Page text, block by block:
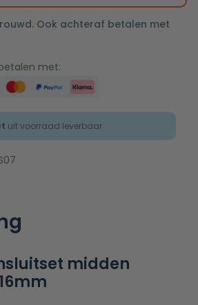
Ook achteraf betalen met
met:
uit voorraad leverbaar
midden